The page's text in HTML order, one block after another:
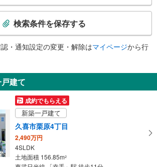
検索条件を保存する
・通知設定の変更・解除はマイページから行
建て
成約でもらえる
新築一戸建て
久喜市栗原4丁目
2,490万円
4SLDK
土地面積 156.85m2